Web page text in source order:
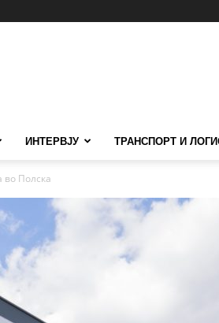
ИНТЕРВЈУ ТРАНСПОРТ И
во Полска